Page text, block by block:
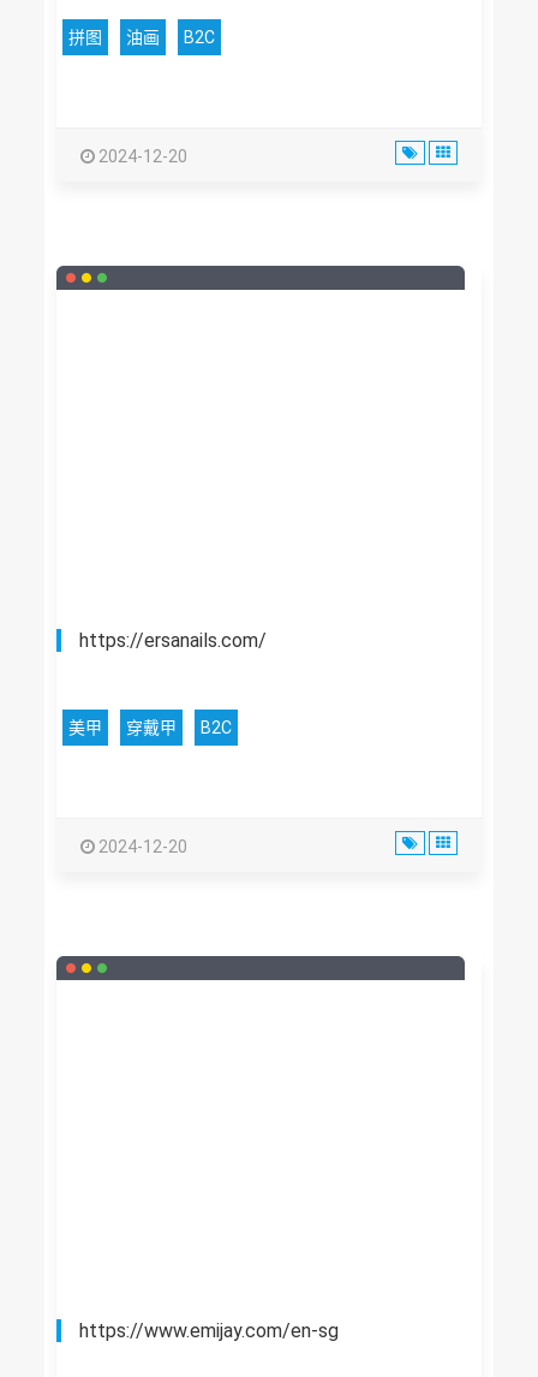
拼图 油画 B2C
2024-12-20
https://ersanails.com/
美甲 穿戴甲 B2C
2024-12-20
https://www.emijay.com/en-sg